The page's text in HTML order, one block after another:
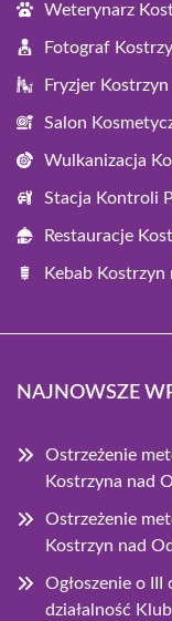
Weterynarz
Fotograf
Fryzjer
Salon
Wulkanizacja
Stacja Kontroli
Restauracje
Kebab Kostrzyn
NAJNOWSZE
Ostrzeżenie
Kostrzyna nad
Ostrzeżenie
Kostrzyn nad
Ogłoszenie o
działalność